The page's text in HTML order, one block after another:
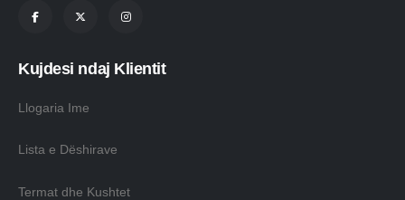
Kujdesi ndaj Klientit
Llogaria Ime
Lista e Dëshirave
Termat dhe Kushtet